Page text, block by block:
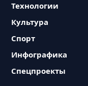
Технологии
Культура
Спорт
Инфографика
Спецпроекты